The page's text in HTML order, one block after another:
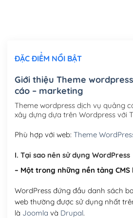
Mua thêm Host + Tên miền
Tên miền Việt Nam .vn (1 năm)
Hosting 2GB SSD (1 năm)
Hosting 3GB SSD (1 năm)
Hosting 5GB SSD (1 năm)
Hosting 8GB SSD (1 năm)
ĐẶC ĐIỂM NỔI BẬT
Giới thiệu Theme
cáo – marketing
Theme wordpress dịch vụ quảng
xây dựng dựa trên Wordpress với
Phù hợp với web: Theme
I. Tại sao nên sử dụng WordPress
– Một trong những nền tảng
WordPress đứng đầu danh sách
web thường được sử dụng nhất
là Joomla và Drupal.